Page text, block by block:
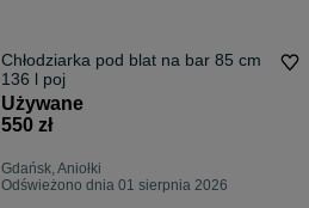
Chłodziarka pod blat na bar 85 cm
136 l poj
Używane
550 zł
Gdańsk, Aniołki
Odświeżono dnia 01 sierpnia 2026